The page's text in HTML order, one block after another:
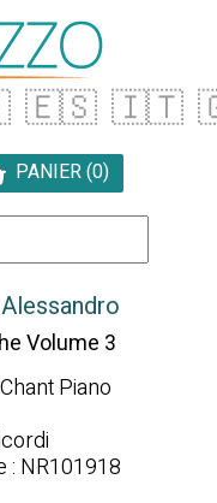
🇪🇸 🇮🇹
PANIER (0)
Volume 3
Piano
: NR101918